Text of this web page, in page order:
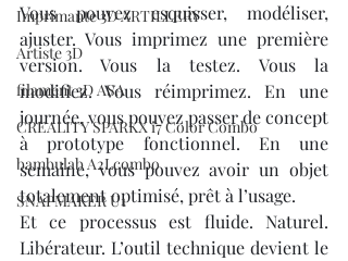
Imprimante 3D ARTILLERY
Artiste 3D
filament 3D ASA
CREALITY SPARKX i7 Color Combo
bambulab A2Lcombo
SNAPMAKER U1
Vous pouvez esquisser, modéliser,
ajuster. Vous imprimez une première
version. Vous la testez. Vous la
modifiez. Vous réimprimez. En une
journée, vous pouvez passer de concept
à prototype fonctionnel. En une
semaine, vous pouvez avoir un objet
totalement optimisé, prêt à l’usage.
Et ce processus est fluide. Naturel.
Libérateur. L’outil technique devient le